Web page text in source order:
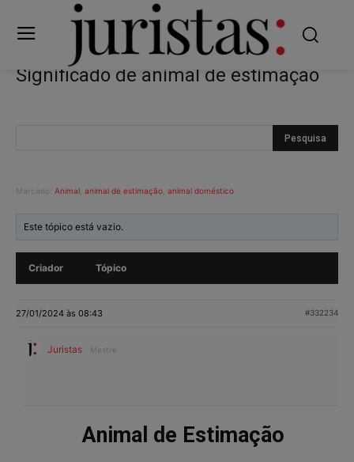
Significado de animal de estimação
Marcado: Animal animal de estimação animal doméstico
Este tópico está vazio.
Criador Tópico
27/01/2024 às 08:43 #332234
Juristas Mestre
Animal de Estimação